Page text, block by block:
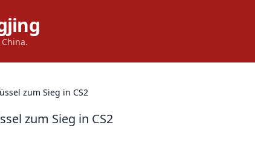
zum Sieg in CS2
zum Sieg in CS2